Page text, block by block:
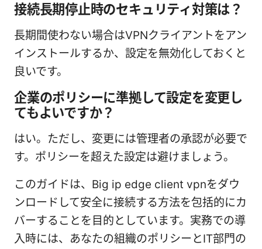
接続長期停止時のセキュリティ対策は？
長期間使わない場合はVPNクライアントをアン
インストールするか、設定を無効化しておくと
良いです。
企業のポリシーに準拠して設定を変更し
てもよいですか？
はい。ただし、変更には管理者の承認が必要で
す。ポリシーを超えた設定は避けましょう。
このガイドは、Big ip edge client vpnをダウ
ンロードして安全に接続する方法を包括的にカ
バーすることを目的としています。実務での導
入時には、あなたの組織のポリシーとIT部門の